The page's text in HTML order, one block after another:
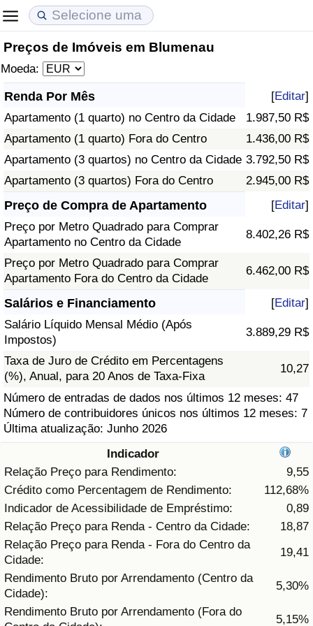
Preços de Imóveis em Blumenau
Moeda:
Renda Por Mês [Editar]
Apartamento (1 quarto) no Centro da Cidade
1.987,50 R$
Apartamento (1 quarto) Fora do Centro
1.436,00 R$
Apartamento (3 quartos) no Centro da Cidade 3.792,50 R$
Apartamento (3 quartos) Fora do Centro
2.945,00 R$
Preço de Compra de Apartamento [Editar]
Preço por Metro Quadrado para Comprar
Apartamento no Centro da Cidade
8.402,26 R$
Preço por Metro Quadrado para Comprar
Apartamento Fora do Centro da Cidade
6.462,00 R$
Salários e Financiamento [Editar]
Salário Líquido Mensal Médio (Após
Impostos)
3.889,29 R$
Taxa de Juro de Crédito em Percentagens
(%), Anual, para 20 Anos de Taxa-Fixa
10,27
Número de entradas de dados nos últimos 12 meses: 47
Número de contribuidores únicos nos últimos 12 meses: 7
Última atualização: Junho 2026
Indicador
Relação Preço para Rendimento:
9,55
Crédito como Percentagem de Rendimento:
112,68%
Indicador de Acessibilidade de Empréstimo:
0,89
Relação Preço para Renda - Centro da Cidade:
18,87
Relação Preço para Renda - Fora do Centro da
Cidade:
19,41
Rendimento Bruto por Arrendamento (Centro da
Cidade):
5,30%
Rendimento Bruto por Arrendamento (Fora do
5,15%
Custo de Vida
Indicador de Custo de Vida (Atual)
Indicador de Custo de Vida
Indicador de Custo de Vida Por País
Preços de Imóveis
Indicador de Preços de Imóveis (Atual)
Indicador de Preços de Imóveis
Indicador de Preços de Imóveis por País
Qualidade de Vida
Indicador de Qualidade de Vida
Indicador de Qualidade de Vida (Atual)
Índice de qualidade de vida por país
Taxa do Indicador de Crime (Atual)
Indicador de Crime
Índice de criminalidade por país
Saúde
Indicador de Saúde (Atual)
Indicador de Saúde
Indicador de Saúde por País
Poluição
Indicador de Poluição (Atual)
Índice de poluição
Indicador de Poluição por País
Trânsito